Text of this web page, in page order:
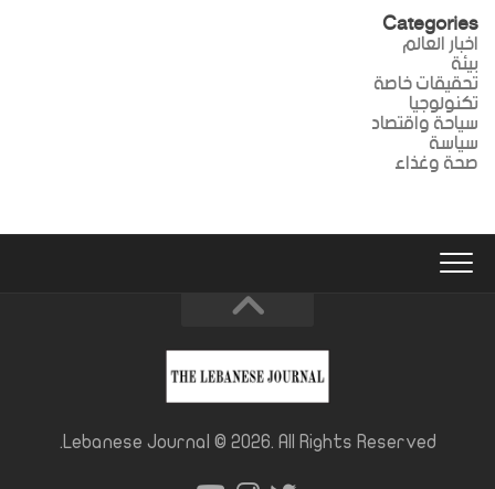
Categories
اخبار العالم
بيئة
تحقيقات خاصة
تكنولوجيا
سياحة واقتصاد
سياسة
صحة وغذاء
Lebanese Journal © 2026. All Rights Reserved.